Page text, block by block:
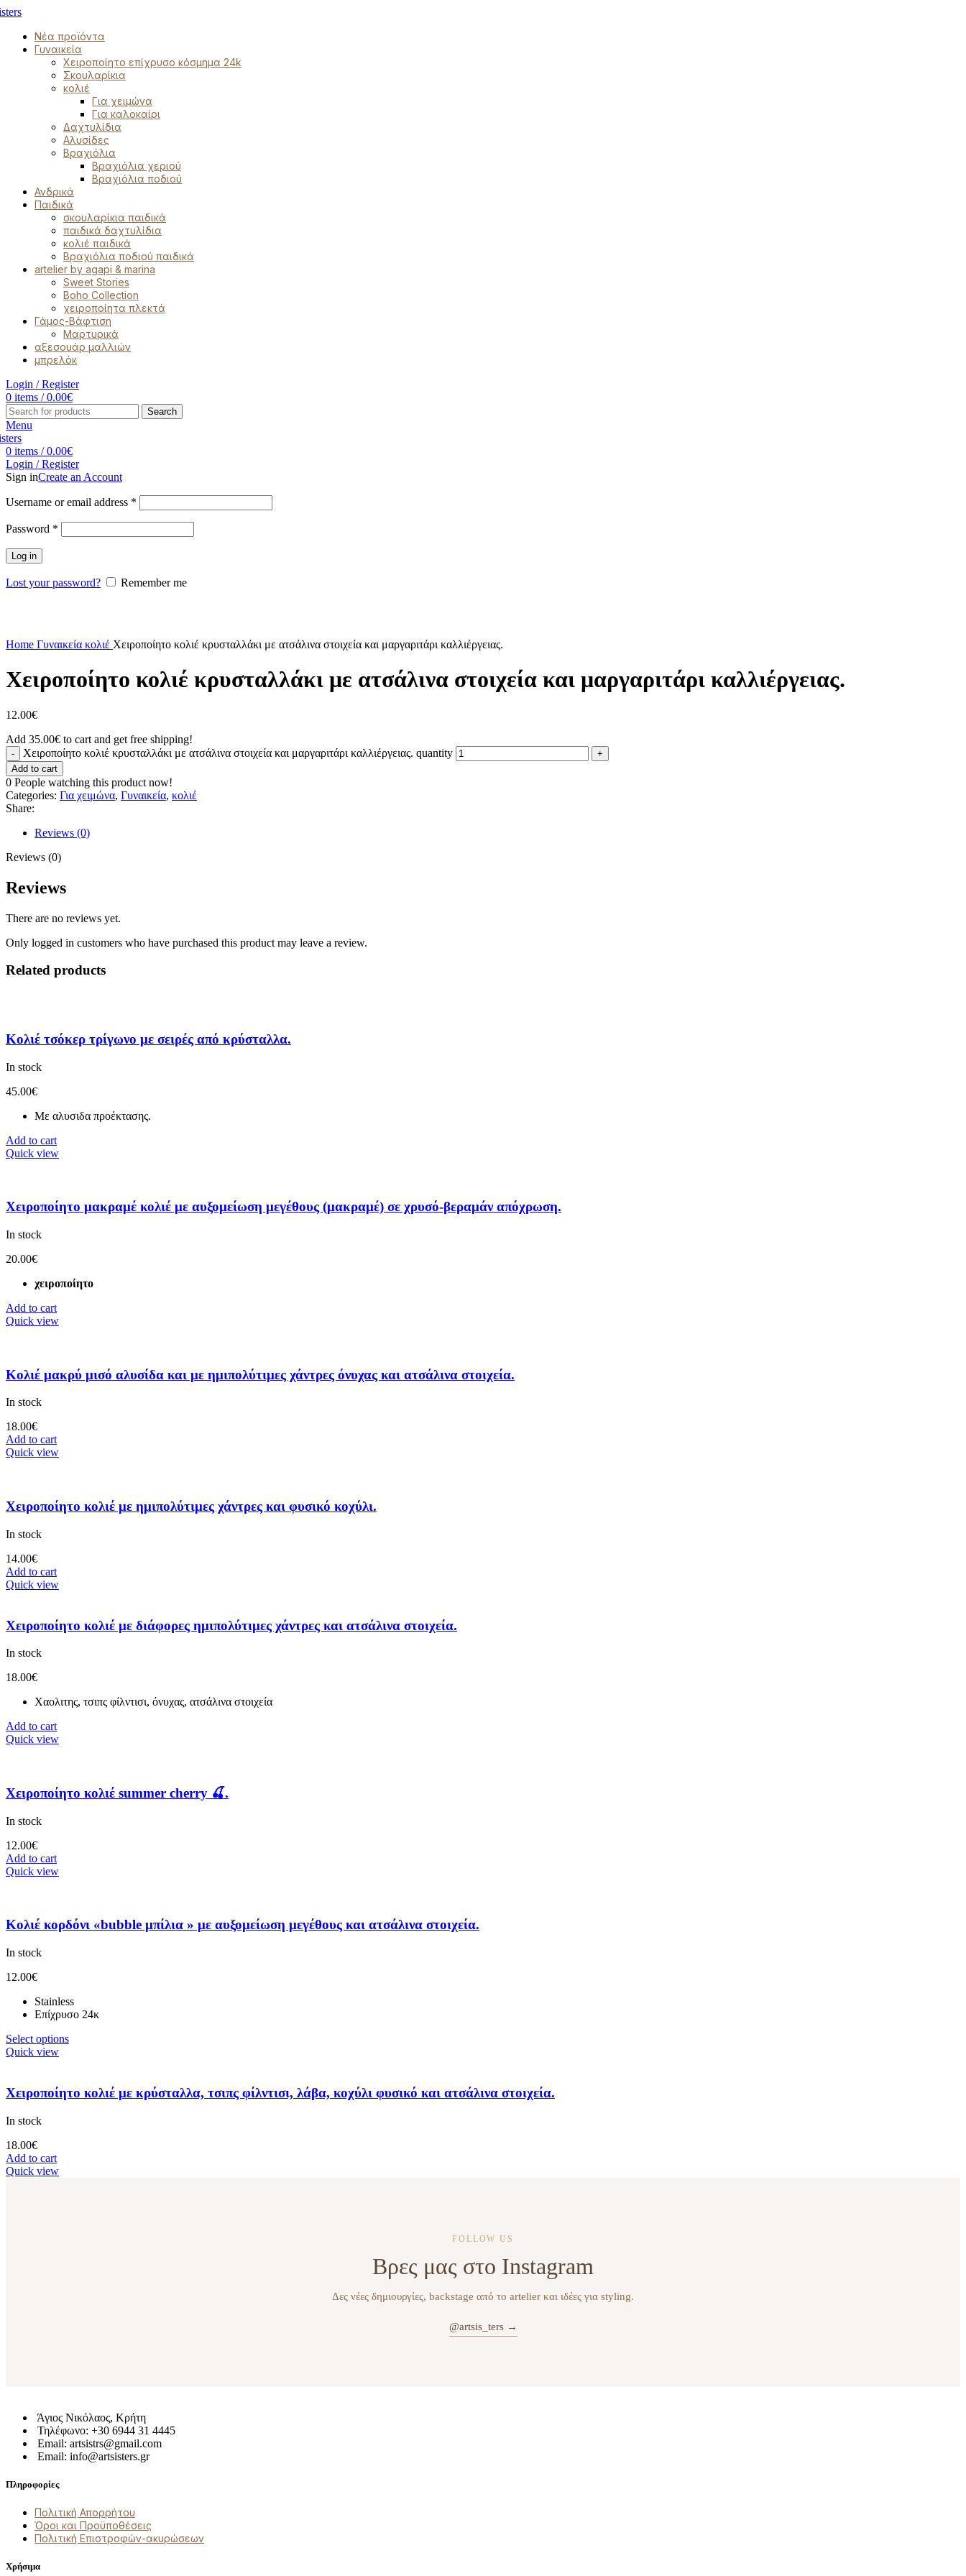
Νέα προϊόντα
Γυναικεία
Χειροποίητο επίχρυσο κόσμημα 24k
Σκουλαρίκια
κολιέ
Για χειμώνα
Για καλοκαίρι
Δαχτυλίδια
Αλυσίδες
Βραχιόλια
Βραχιόλια χεριού
Βραχιόλια ποδιού
Ανδρικά
Παιδικά
σκουλαρίκια παιδικά
παιδικά δαχτυλίδια
κολιέ παιδικά
Βραχιόλια ποδιού παιδικά
artelier by agapi & marina
Sweet Stories
Boho Collection
χειροποίητα πλεκτά
Γάμος-Βάφτιση
Μαρτυρικά
αξεσουάρ μαλλιών
μπρελόκ
Login / Register
0 items / 0.00€
Search
Menu
0 items / 0.00€
Login / Register
Sign inCreate an Account
Username or email address *
Password *
Log in
Lost your password? Remember me
Home Γυναικεία κολιέ Χειροποίητο κολιέ κρυσταλλάκι με ατσάλινα στοιχεία και μαργαριτάρι καλλιέργειας.
Χειροποίητο κολιέ κρυσταλλάκι με ατσάλινα στοιχεία και μαργαριτάρι καλλιέργειας.
12.00€
Add 35.00€ to cart and get free shipping!
Χειροποίητο κολιέ κρυσταλλάκι με ατσάλινα στοιχεία και μαργαριτάρι καλλιέργειας. quantity
Add to cart
0 People watching this product now!
Categories: Για χειμώνα, Γυναικεία, κολιέ
Share:
Reviews (0)
Reviews (0)
Reviews
There are no reviews yet.
Only logged in customers who have purchased this product may leave a review.
Related products
Κολιέ τσόκερ τρίγωνο με σειρές από κρύσταλλα.
In stock
45.00€
Με αλυσιδα προέκτασης.
Add to cart
Quick view
Χειροποίητο μακραμέ κολιέ με αυξομείωση μεγέθους (μακραμέ) σε χρυσό-βεραμάν απόχρωση.
In stock
20.00€
χειροποίητο
Add to cart
Quick view
Κολιέ μακρύ μισό αλυσίδα και με ημιπολύτιμες χάντρες όνυχας και ατσάλινα στοιχεία.
In stock
18.00€
Add to cart
Quick view
Χειροποίητο κολιέ με ημιπολύτιμες χάντρες και φυσικό κοχύλι.
In stock
14.00€
Add to cart
Quick view
Χειροποίητο κολιέ με διάφορες ημιπολύτιμες χάντρες και ατσάλινα στοιχεία.
In stock
18.00€
Χαολιτης, τσιπς φίλντισι, όνυχας, ατσάλινα στοιχεία
Add to cart
Quick view
Χειροποίητο κολιέ summer cherry 🍒.
In stock
12.00€
Add to cart
Quick view
Κολιέ κορδόνι «bubble μπίλια » με αυξομείωση μεγέθους και ατσάλινα στοιχεία.
In stock
12.00€
Stainless
Επίχρυσο 24κ
Select options
Quick view
Χειροποίητο κολιέ με κρύσταλλα, τσιπς φίλντισι, λάβα, κοχύλι φυσικό και ατσάλινα στοιχεία.
In stock
18.00€
Add to cart
Quick view
FOLLOW US
Βρες μας στο Instagram
Δες νέες δημιουργίες, backstage από το artelier και ιδέες για styling.
@artsis_ters →
Άγιος Νικόλαος, Κρήτη
Τηλέφωνο: +30 6944 31 4445
Email: artsistrs@gmail.com
Email: info@artsisters.gr
Πληροφορίες
Πολιτική Απορρήτου
Όροι και Προϋποθέσεις
Πολιτική Επιστροφών-ακυρώσεων
Χρήσιμα